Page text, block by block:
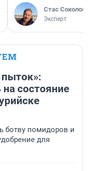
Стас Соколов
Эксперт
состояние
ботву помидоров и
для